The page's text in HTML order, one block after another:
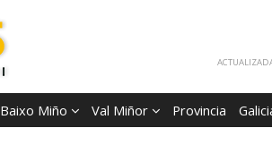
Baixo Miño Val Miñor Provincia